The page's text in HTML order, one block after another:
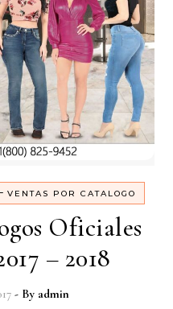
- VENTAS POR CATALOGO
Oficiales
– 2018
- By admin